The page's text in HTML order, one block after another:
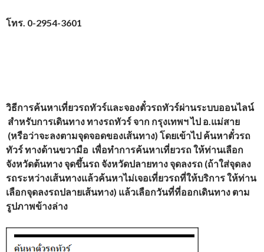
โทร. 0-2954-3601
วิธีการค้นหาเที่ยวรถทัวร์และจองตั๋วรถทัวร์ผ่านระบบออนไลน์
สำหรับการเดินทาง ทางรถทัวร์ จาก กรุงเทพฯไป อ.แม่สาย
(หรือว่าจะลงตามจุดจอดของเส้นทาง) โดยเข้าไป ค้นหาตั๋วรถ
ทัวร์ ทางด้านขวามือ เพื่อทำการค้นหาเที่ยวรถ ให้ท่านเลือก
จังหวัดต้นทาง จุดขึ้นรถ จังหวัดปลายทาง จุดลงรถ (ถ้าใส่จุดลง
รถระหว่างเส้นทางแล้วค้นหาไม่เจอเที่ยวรถที่ให้บริการ ให้ท่าน
เลือกจุดลงรถปลายเส้นทาง) แล้วเลือกวันที่ที่ออกเดินทาง ตาม
รูปภาพข้างล่าง